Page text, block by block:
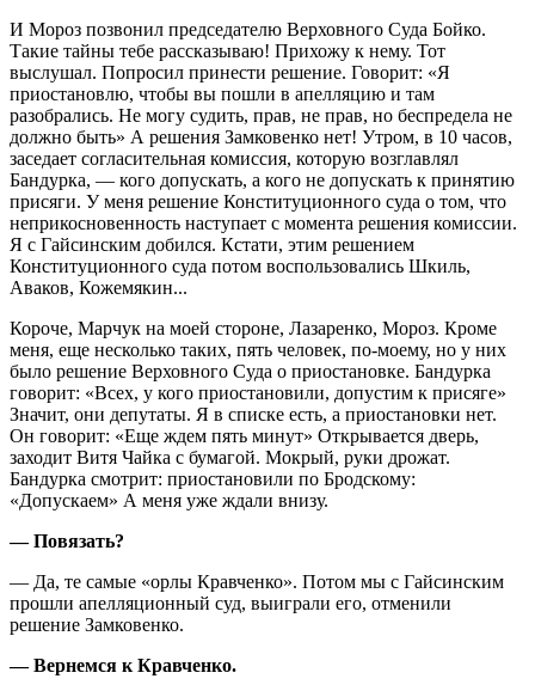
И Мороз позвонил председателю Верховного Суда Бойко.
Такие тайны тебе рассказываю! Прихожу к нему. Тот
выслушал. Попросил принести решение. Говорит: «Я
приостановлю, чтобы вы пошли в апелляцию и там
разобрались. Не могу судить, прав, не прав, но беспредела не
должно быть» А решения Замковенко нет! Утром, в 10 часов,
заседает согласительная комиссия, которую возглавлял
Бандурка, — кого допускать, а кого не допускать к принятию
присяги. У меня решение Конституционного суда о том, что
неприкосновенность наступает с момента решения комиссии.
Я с Гайсинским добился. Кстати, этим решением
Конституционного суда потом воспользовались Шкиль,
Аваков, Кожемякин...
Короче, Марчук на моей стороне, Лазаренко, Мороз. Кроме
меня, еще несколько таких, пять человек, по-моему, но у них
было решение Верховного Суда о приостановке. Бандурка
говорит: «Всех, у кого приостановили, допустим к присяге»
Значит, они депутаты. Я в списке есть, а приостановки нет.
Он говорит: «Еще ждем пять минут» Открывается дверь,
заходит Витя Чайка с бумагой. Мокрый, руки дрожат.
Бандурка смотрит: приостановили по Бродскому:
«Допускаем» А меня уже ждали внизу.
— Повязать?
— Да, те самые «орлы Кравченко». Потом мы с Гайсинским
прошли апелляционный суд, выиграли его, отменили
решение Замковенко.
— Вернемся к Кравченко.